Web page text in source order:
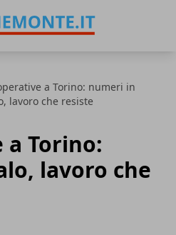
a Torino: numeri in
lavoro che resiste
a Torino:
lavoro che